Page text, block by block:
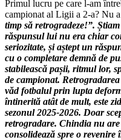
Primul lucru pe care l-am
campionat al Ligii a 2-a? Nu
timp să retrogradeze!”.
răspunsul lui nu era chiar
seriozitate, și aștept un
cu o completare demnă de
stabilească pașii, ritmul lor,
de campionat.
văd fotbalul prin lupta
întinerită atât de mult, este
sezonul 2025-2026. Doar
retrogradare. Chindia nu are
consolidează spre o revenire